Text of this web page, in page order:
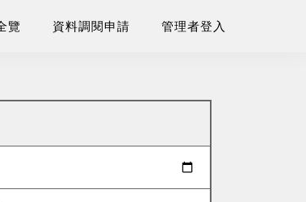
覽 資料調閱申請 管理者登入